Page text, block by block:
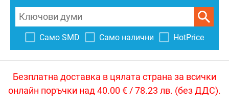
Само SMD Само налични HotPrice
Безплатна доставка в цялата страна за всички
онлайн поръчки над 40.00 € / 78.23 лв. (без ДДС).